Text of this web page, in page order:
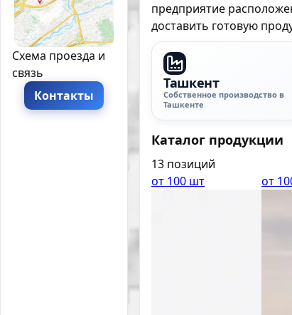
Схема проезда и
связь
Контакты
предприятие
доставить готовую
Ташкент
Собственное производство в
Ташкенте
Каталог продукции
13 позиций
от 100 шт
от